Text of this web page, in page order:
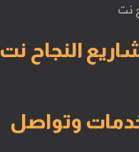
نت
النجاح نت
وتواصل